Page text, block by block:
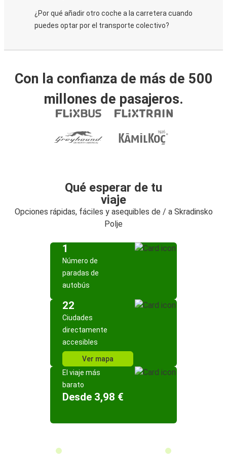
¿Por qué añadir otro coche a la carretera cuando
puedes optar por el transporte colectivo?
Con la confianza de más de 500
millones de pasajeros.
Qué esperar de tu
viaje
Opciones rápidas, fáciles y asequibles de / a Skradinsko
Polje
1
Número de
paradas de
autobús
22
Ciudades
directamente
accesibles
Ver mapa
El viaje más
barato
Desde 3,98 €